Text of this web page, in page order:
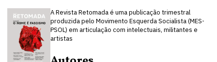
A Revista Retomada é uma publicação trimestral
produzida pelo Movimento Esquerda Socialista (MES-
PSOL) em articulação com intelectuais, militantes e
artistas